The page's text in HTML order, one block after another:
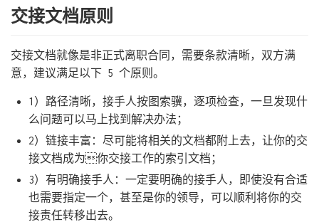
交接文档原则
交接文档就像是非正式离职合同，需要条款清晰，双方满
意，建议满足以下 5 个原则。
1）路径清晰，接手人按图索骥，逐项检查，一旦发现什
么问题可以马上找到解决办法；
2）链接丰富：尽可能将相关的文档都附上去，让你的交
接文档成为你交接工作的索引文档；
3）有明确接手人：一定要明确的接手人，即使没有合适
也需要指定一个，甚至是你的领导，可以顺利将你的交
接责任转移出去。